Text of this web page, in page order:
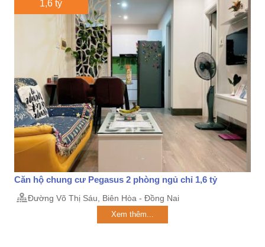
1,6 tỷ
Căn hộ chung cư Pegasus 2 phòng ngủ chỉ 1,6 tỷ
Đường Võ Thị Sáu, Biên Hòa - Đồng Nai
Xem thêm...